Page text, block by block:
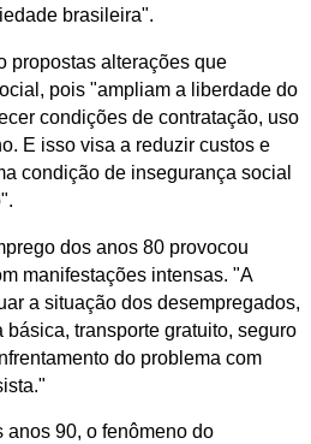
brasileira".
propostas alterações que
pois "ampliam a liberdade do
condições de contratação, uso
E isso visa a reduzir custos e
condição de insegurança social
dos anos 80 provocou
manifestações intensas. "A
a situação dos desempregados,
transporte gratuito, seguro
do problema com
anos 90, o fenômeno do